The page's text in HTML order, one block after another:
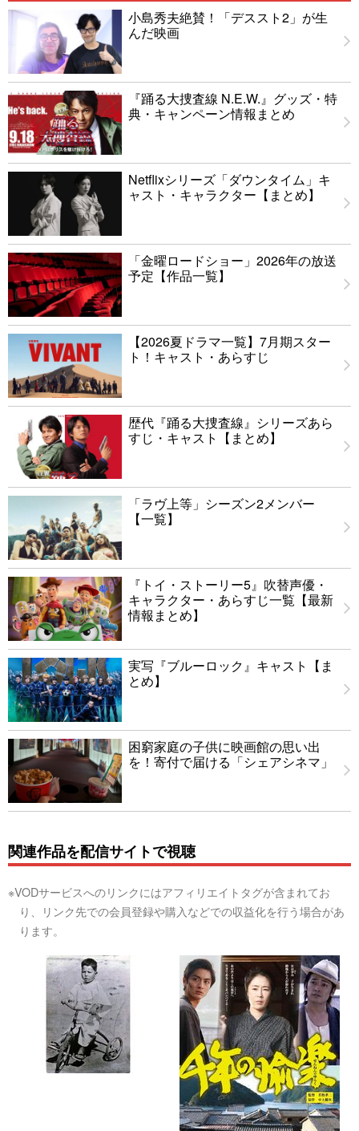
小島秀夫絶賛！「デススト2」が生
んだ映画
『踊る大捜査線 N.E.W.』グッズ・特
典・キャンペーン情報まとめ
Netflixシリーズ「ダウンタイム」キ
ャスト・キャラクター【まとめ】
「金曜ロードショー」2026年の放送
予定【作品一覧】
【2026夏ドラマ一覧】7月期スター
ト！キャスト・あらすじ
歴代『踊る大捜査線』シリーズあら
すじ・キャスト【まとめ】
「ラヴ上等」シーズン2メンバー
【一覧】
『トイ・ストーリー5』吹替声優・
キャラクター・あらすじ一覧【最新
情報まとめ】
実写『ブルーロック』キャスト【ま
とめ】
困窮家庭の子供に映画館の思い出
を！寄付で届ける「シェアシネマ」
関連作品を配信サイトで視聴
※VODサービスへのリンクにはアフィリエイトタグが含まれてお
り、リンク先での会員登録や購入などでの収益化を行う場合があ
ります。